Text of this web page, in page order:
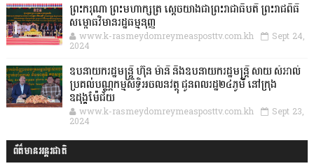
ព្រះករុណា ព្រះមហាក្សត្រ ស្តេចយាងជាព្រះរាជាធិបតី ព្រះរាជពិធី
សម្ពោធវិមានរដ្ឋធម្មនុញ្ញ
www.k-rasmeydomreymeasposttv.com.kh Sept 24,
2024
ឧបនាយករដ្ឋមន្ដ្រី ហ៊ុន ម៉ានី និងឧបនាយករដ្ឋមន្ដ្រី សាយ សំអាល់
ប្រគល់បណ្ណកម្មសិទ្ធិអចលនវត្ថុ ជូនពលរដ្ឋ២៤ភូមិ នៅក្រុង
ឧដុង្គម៉ែជ័យ
www.k-rasmeydomreymeasposttv.com.kh Sept 23,
2024
ព័ត៌មានអន្តរជាតិ